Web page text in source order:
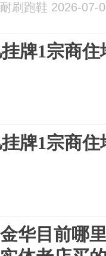
耐刷跑鞋 2026-07-
牌1宗商
牌1宗商
金华目前哪